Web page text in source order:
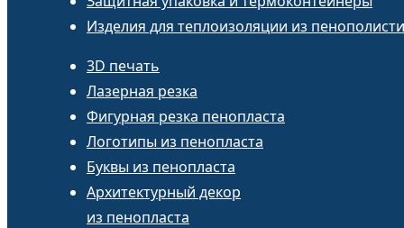
Изделия для теплоизоляции из
3D печать
Лазерная резка
Фигурная резка пенопласта
Логотипы из пенопласта
Буквы из пенопласта
Архитектурный декор
из пенопласта